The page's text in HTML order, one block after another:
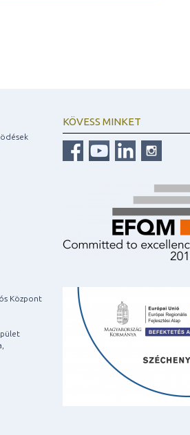
Központ
KÖVESS MINKET